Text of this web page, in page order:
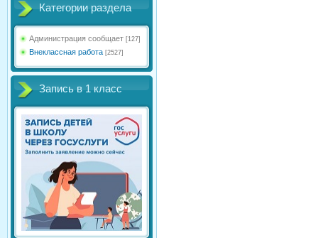
Категории раздела
Администрация сообщает [127]
Внеклассная работа [2527]
Запись в 1 класс